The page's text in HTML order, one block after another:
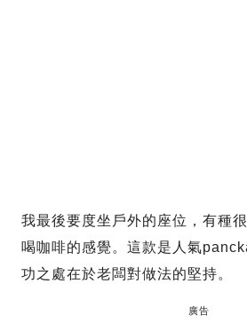
我最後要度坐戶外的座位，有種
喝咖啡的感覺。這款是人氣
功之處在於老闆對做法的堅持。
廣告